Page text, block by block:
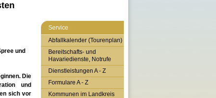
und
. Die
und
sich vor
Service
Abfallkalender (Tourenplan)
Bereitschafts- und
Havariedienste, Notrufe
Dienstleistungen A - Z
Formulare A - Z
Kommunen im Landkreis